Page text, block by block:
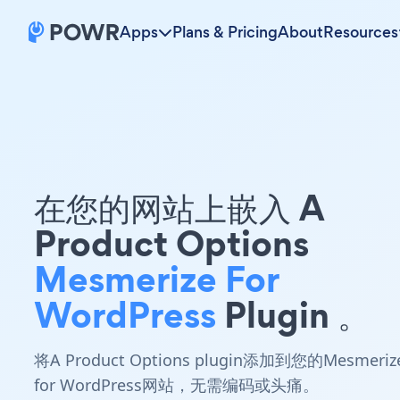
Apps Plans & PricingAboutResources
在您的网站上嵌入 A
Product Options
Mesmerize For
WordPress Plugin 。
将A Product Options plugin添加到您的
for WordPress网站，无需编码或头痛。